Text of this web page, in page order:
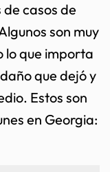
casos de
son muy
lo que importa
que dejó y
Estos son
en Georgia: